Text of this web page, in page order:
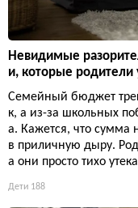
Невидимые
и, которые родители
Семейный бюджет
к, а из-за школьных
а. Кажется, что сумма
в приличную дыру.
а они просто тихо
Дети 188